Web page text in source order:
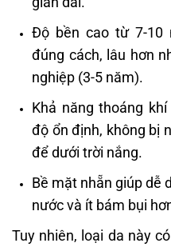
Độ bền cao từ 7-10
đúng cách, lâu hơn
nghiệp (3-5 năm).
Khả năng thoáng
độ ổn định, không bị
để dưới trời nắng.
Bề mặt nhẵn giúp dễ
nước và ít bám bụi
Tuy nhiên, loại da này